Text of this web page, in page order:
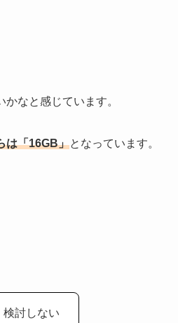
かなと感じています。
は「16GB」となっています。
討しない